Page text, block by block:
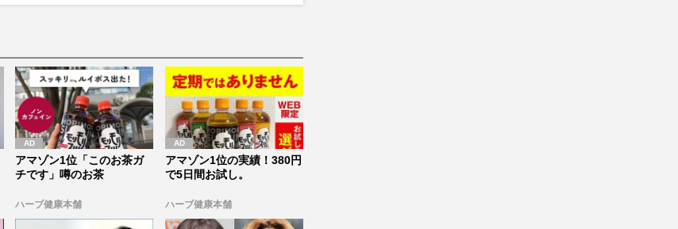
アマゾン1位「このお茶ガ
チです」噂のお茶
ハーブ健康本舗
アマゾン1位の実績！380円
で5日間お試し。
ハーブ健康本舗